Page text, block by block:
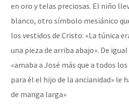
en oro y telas preciosas. El niño
blanco, otro símbolo mesiánico
los vestidos de Cristo: «La túnica
una pieza de arriba abajo».​ De
«amaba a José​ más que a todos
para él el hijo de la ancianidad» le
de manga larga»